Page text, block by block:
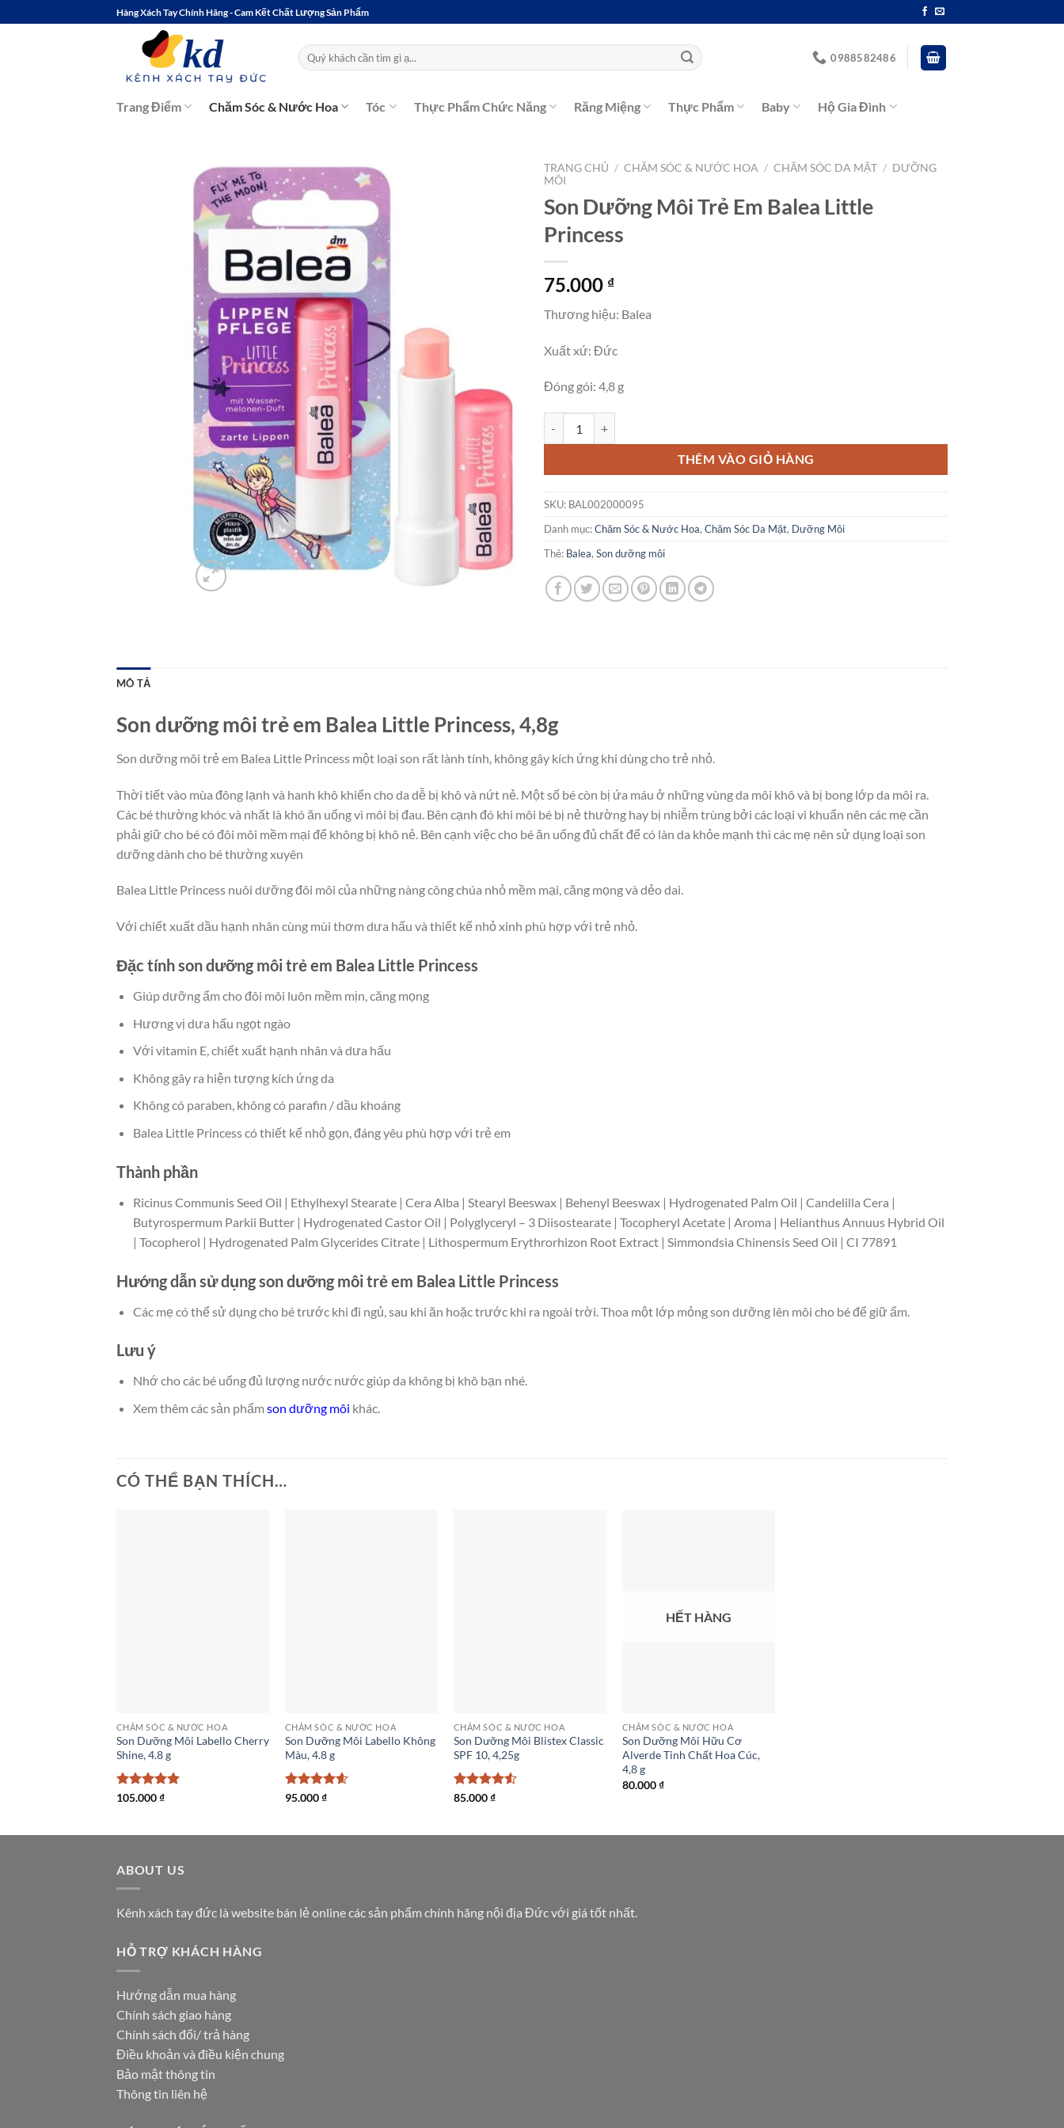
qua
Hàng Xách Tay Chính Hãng - Cam Kết Chất Lượng Sản Phẩm
Tìm
kiếm:
0988582486
Trang Điểm Chăm Sóc & Nước Hoa Tóc Thực Phẩm Chức Năng Răng Miệng Thực Phẩm Baby Hộ Gia Đình
TRANG CHỦ / CHĂM SÓC & NƯỚC HOA / CHĂM SÓC DA MẶT / DƯỠNG
MÔI
Son Dưỡng Môi Trẻ Em Balea Little
Princess
75.000 ₫
Thương hiệu: Balea
Xuất xứ: Đức
Đóng gói: 4,8 g
THÊM VÀO GIỎ HÀNG
SKU: BAL002000095
Danh mục:Chăm Sóc & Nước Hoa, Chăm Sóc Da Mặt, Dưỡng Môi
Thẻ: Balea, Son dưỡng môi
MÔ TẢ
Son dưỡng môi trẻ em Balea Little Princess, 4,8g
Son dưỡng môi trẻ em Balea Little Princess một loại son rất lành tính, không gây kích ứng khi dùng cho trẻ nhỏ.
Thời tiết vào mùa đông lạnh và hanh khô khiến cho da dễ bị khô và nứt nẻ. Một số bé còn bị ứa máu ở những vùng da môi khô và bị bong lớp da môi ra.
Các bé thường khóc và nhất là khó ăn uống vì môi bị đau. Bên cạnh đó khi môi bé bị nẻ thường hay bị nhiễm trùng bởi các loại vi khuẩn nên các mẹ cần
phải giữ cho bé có đôi môi mềm mại để không bị khô nẻ. Bên cạnh việc cho bé ăn uống đủ chất để có làn da khỏe mạnh thì các mẹ nên sử dụng loại son
dưỡng dành cho bé thường xuyên
Balea Little Princess nuôi dưỡng đôi môi của những nàng công chúa nhỏ mềm mại, căng mọng và dẻo dai.
Với chiết xuất dầu hạnh nhân cùng mùi thơm dưa hấu và thiết kế nhỏ xinh phù hợp với trẻ nhỏ.
Đặc tính son dưỡng môi trẻ em Balea Little Princess
Giúp dưỡng ẩm cho đôi môi luôn mềm mịn, căng mọng
Hương vị dưa hấu ngọt ngào
Với vitamin E, chiết xuất hạnh nhân và dưa hấu
Không gây ra hiện tượng kích ứng da
Không có paraben, không có parafin / dầu khoáng
Balea Little Princess có thiết kế nhỏ gọn, đáng yêu phù hợp với trẻ em
Thành phần
Ricinus Communis Seed Oil | Ethylhexyl Stearate | Cera Alba | Stearyl Beeswax | Behenyl Beeswax | Hydrogenated Palm Oil | Candelilla Cera |
Butyrospermum Parkii Butter | Hydrogenated Castor Oil | Polyglyceryl – 3 Diisostearate | Tocopheryl Acetate | Aroma | Helianthus Annuus Hybrid Oil
| Tocopherol | Hydrogenated Palm Glycerides Citrate | Lithospermum Erythrorhizon Root Extract | Simmondsia Chinensis Seed Oil | CI 77891
Hướng dẫn sử dụng son dưỡng môi trẻ em Balea Little Princess
Các mẹ có thể sử dụng cho bé trước khi đi ngủ, sau khi ăn hoặc trước khi ra ngoài trời. Thoa một lớp mỏng son dưỡng lên môi cho bé để giữ ẩm.
Lưu ý
Nhớ cho các bé uống đủ lượng nước nước giúp da không bị khô bạn nhé.
Xem thêm các sản phẩm son dưỡng môi khác.
CÓ THỂ BẠN THÍCH…
CHĂM SÓC & NƯỚC HOA
Son Dưỡng Môi Labello Cherry
Shine, 4.8 g
Được xếp
105.000₫
CHĂM SÓC & NƯỚC HOA
Son Dưỡng Môi Labello Không
Màu, 4.8 g
Được xếp
95.000₫
CHĂM SÓC & NƯỚC HOA
Son Dưỡng Môi Blistex Classic
SPF 10, 4,25g
Được xếp
85.000₫
HẾT HÀNG
CHĂM SÓC & NƯỚC HOA
Son Dưỡng Môi Hữu Cơ
Alverde Tinh Chất Hoa Cúc,
4,8 g
80.000₫
ABOUT US
Kênh xách tay đức là website bán lẻ online các sản phẩm chính hãng nội địa Đức với giá tốt nhất.
HỖ TRỢ KHÁCH HÀNG
Hướng dẫn mua hàng
Chính sách giao hàng
Chính sách đổi/ trả hàng
Điều khoản và điều kiện chung
Bảo mật thông tin
Thông tin liên hệ